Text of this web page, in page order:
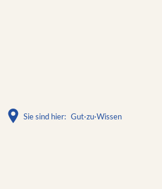
Sie sind hier: Gut·zu·Wissen